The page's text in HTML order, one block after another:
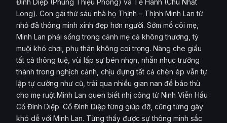
Đình Diệp (Phùng Thiệu Phong) và Tề Hành (Chu Nhất
Long). Con gái thứ sáu nhà họ Thịnh – Thịnh Minh Lan từ
nhỏ đã thông minh xinh đẹp hơn người. Sớm mồ côi mẹ,
Minh Lan phải sống trong cảnh mẹ cả không thương, tỷ
muội khó chơi, phụ thân không coi trọng. Nàng che giấu
tất cả thông tuệ, vùi lấp sự bén nhọn, nhẫn nhục trưởng
thành trong nghịch cảnh, chịu đựng tất cả chèn ép vẫn tự
lập tự cường như cũ, trải qua nhiều gian nan để báo thù
cho mẹ ruột.Minh Lan quen biết nhị công tử Ninh Viễn Hầu
Cổ Đình Diệp. Cố Đình Diệp từng giúp đỡ, cũng từng gây
khó dễ với Minh Lan. Từng thấy được sự thông minh sắc